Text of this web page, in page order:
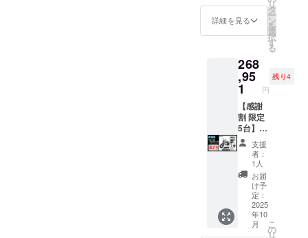
適格請
求書発
行事業
者登録
記載の
あるイ
ンボイ
スが必
要な場
合は、
実行者
に直接
お問合
せくだ
さい。
使用部
材の供
給状
況、製
上の都
合等に
より出
荷時期
が遅れ
る場合
があり
ます。
●原動機
付自転
車販売
証明書
を含む
●適格請
求書発
行事業
製品の
品質向
上と改
良によ
ザイ
ン・仕
様は変
更にな
る可能
性もご
ざいま
す。
ご了承
くださ
い。 ※
ご注文
状況、
使用部
材の供
給状
11,000
円(税込
み)をお
払う必
りま
す。ご
注意く
ださ
い。 ※
組立完
成車の
お届け
はオー
プショ
ンで別
に購入
する必
要があ
りま
す。 ※
ドル
バーと
前輪の
取付け
での送
料
23,600
円を含
んだ金
額で
す。 ※
離島
（北海
道、沖
縄、離
島在住
の方向
け）の
追加送
料は
価格：
387,800
円の
37%OF
り(ハン
ドル
バーと
前輪の
取付け
が必要)
での送
料
18,800
円を含
んだ金
額で
す。 ※
離島
（北海
道、沖
モデル
×1台 ●
カ
ラー：
ブラッ
ク (サド
ル色は
ブラッ
クにな
りま
す。
オープ
ション
でブラ
ウン色
に変更
できま
す。) ●
一般販
売予定
詳細を見る
リ
タ
ー
ン
を
選
択
す
る
268
,95
1 円
残り4
【感謝
割 限定
5台】 ●
イープ
ラスミ
ライ
RHINO
バイク
原付二
1000W
支援
者：
1人
お届
け予
定：
2025
年10
月
こ
の
リ